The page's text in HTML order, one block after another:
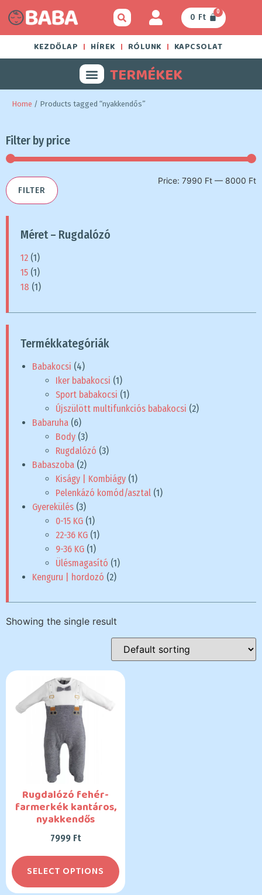
0 Ft
0
KEZDŐLAP HÍREK RÓLUNK KAPCSOLAT
TERMÉKEK
Home / Products tagged “nyakkendős”
Filter by price
FILTER
Price: 7990 Ft — 8000 Ft
Méret – Rugdalózó
12 (1)
15 (1)
18 (1)
Termékkategóriák
Babakocsi (4)
Iker babakocsi (1)
Sport babakocsi (1)
Újszülött multifunkciós babakocsi (2)
Babaruha (6)
Body (3)
Rugdalózó (3)
Babaszoba (2)
Kiságy | Kombiágy (1)
Pelenkázó komód/asztal (1)
Gyerekülés (3)
0-15 KG (1)
22-36 KG (1)
9-36 KG (1)
Ülésmagasító (1)
Kenguru | hordozó (2)
Showing the single result
Rugdalózó fehér-
farmerkék kantáros,
nyakkendős
7999 Ft
SELECT OPTIONS